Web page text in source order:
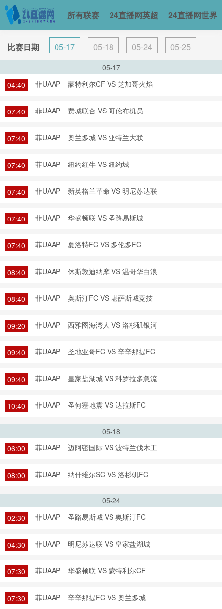
所有联赛 24直播网英超 24直播网世界
比赛日期 05-17 05-18 05-24 05-25
05-17
04:40
菲UAAP 蒙特利尔CF VS 芝加哥火焰
07:40 菲UAAP 费城联合 VS 哥伦布机员
07:40 菲UAAP 奥兰多城 VS 亚特兰大联
07:40 菲UAAP 纽约红牛 VS 纽约城
07:40 菲UAAP 新英格兰革命 VS 明尼苏达联
07:40 菲UAAP 华盛顿联 VS 圣路易斯城
07:40 菲UAAP 夏洛特FC VS 多伦多FC
08:40 菲UAAP 休斯敦迪纳摩 VS 温哥华白浪
08:40 菲UAAP 奥斯汀FC VS 堪萨斯城竞技
09:20 菲UAAP 西雅图海湾人 VS 洛杉矶银河
09:40 菲UAAP 圣地亚哥FC VS 辛辛那提FC
09:40 菲UAAP 皇家盐湖城 VS 科罗拉多急流
10:40 菲UAAP 圣何塞地震 VS 达拉斯FC
05-18
06:00
菲UAAP 迈阿密国际 VS 波特兰伐木工
08:00 菲UAAP 纳什维尔SC VS 洛杉矶FC
05-24
02:30
菲UAAP 圣路易斯城 VS 奥斯汀FC
04:30 菲UAAP 明尼苏达联 VS 皇家盐湖城
07:30 菲UAAP 华盛顿联 VS 蒙特利尔CF
07:30 菲UAAP 辛辛那提FC VS 奥兰多城